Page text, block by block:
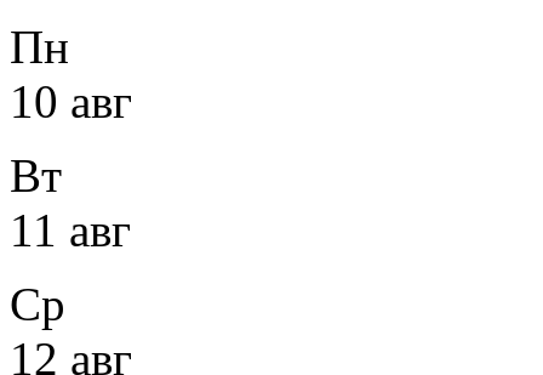
Пн
10 авг
Вт
11 авг
Ср
12 авг